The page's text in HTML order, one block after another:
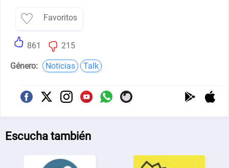
Favoritos
861 215
Género: Noticias Talk
Escucha también